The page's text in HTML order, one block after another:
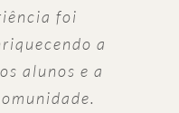
foi
a
alunos e a